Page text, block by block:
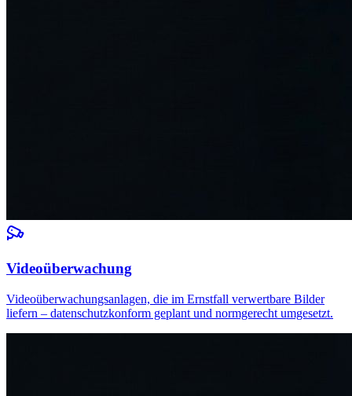
Videoüberwachung
Videoüberwachungsanlagen, die im Ernstfall verwertbare Bilder
liefern – datenschutzkonform geplant und normgerecht umgesetzt.